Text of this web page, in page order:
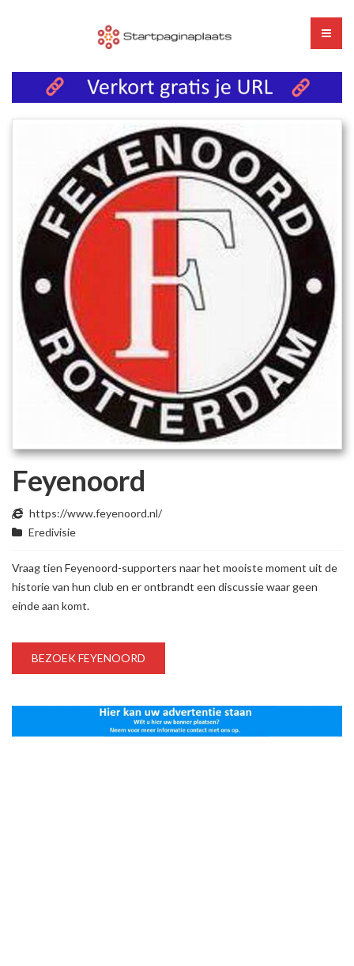
Feyenoord
https://www.feyenoord.nl/
Eredivisie
Vraag tien Feyenoord-supporters naar het mooiste moment uit de
historie van hun club en er ontbrandt een discussie waar geen
einde aan komt.
BEZOEK FEYENOORD